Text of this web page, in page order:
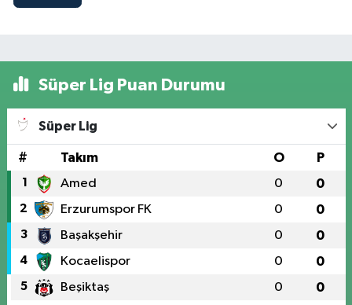
Süper Lig Puan Durumu
Süper Lig
# Takım O P
1 Amed 0 0
2 Erzurumspor FK 0 0
3 Başakşehir 0 0
4 Kocaelispor 0 0
5 Beşiktaş 0 0